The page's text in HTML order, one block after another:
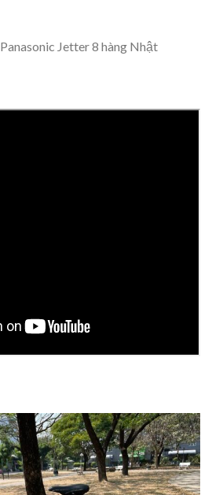
Jetter 8 hàng Nhật